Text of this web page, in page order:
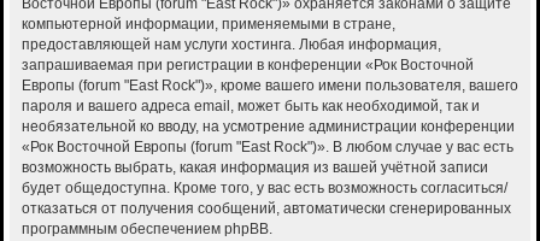
Восточной Европы (forum "East Rock")» охраняется законами о защите
компьютерной информации, применяемыми в стране,
предоставляющей нам услуги хостинга. Любая информация,
запрашиваемая при регистрации в конференции «Рок Восточной
Европы (forum "East Rock")», кроме вашего имени пользователя, вашего
пароля и вашего адреса email, может быть как необходимой, так и
необязательной ко вводу, на усмотрение администрации конференции
«Рок Восточной Европы (forum "East Rock")». В любом случае у вас есть
возможность выбрать, какая информация из вашей учётной записи
будет общедоступна. Кроме того, у вас есть возможность согласиться/
отказаться от получения сообщений, автоматически сгенерированных
программным обеспечением phpBB.